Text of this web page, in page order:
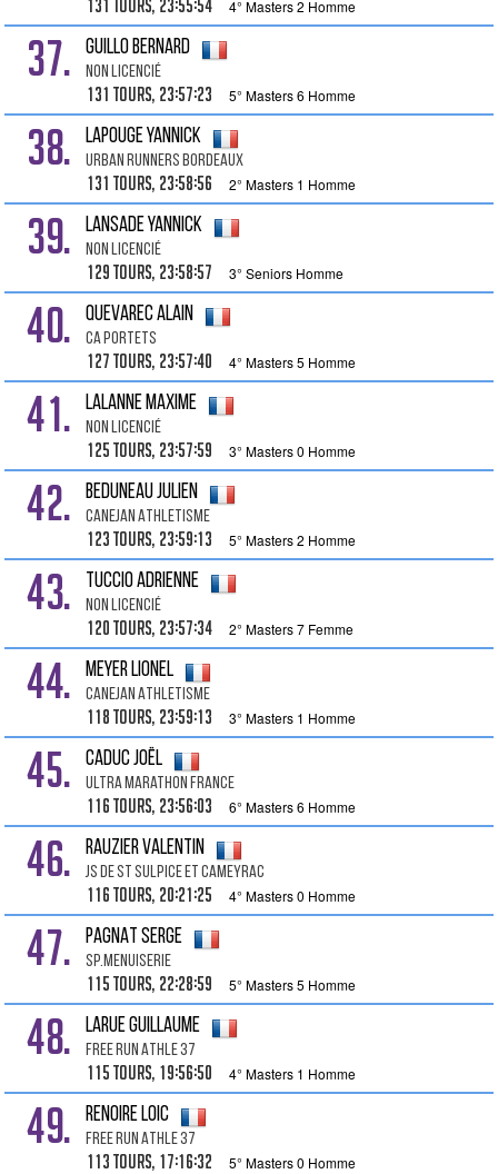
131 tours, 23:55:54 4° Masters 2 Homme
37. GUILLO Bernard
Non Licencié
131 tours, 23:57:23 5° Masters 6 Homme
38. LAPOUGE Yannick
URBAN RUNNERS BORDEAUX
131 tours, 23:58:56 2° Masters 1 Homme
39. LANSADE Yannick
Non Licencié
129 tours, 23:58:57 3° Seniors Homme
40. QUEVAREC Alain
Ca Portets
127 tours, 23:57:40 4° Masters 5 Homme
41. LALANNE Maxime
Non Licencié
125 tours, 23:57:59 3° Masters 0 Homme
42. BEDUNEAU Julien
Canejan Athletisme
123 tours, 23:59:13 5° Masters 2 Homme
43. TUCCIO Adrienne
Non Licencié
120 tours, 23:57:34 2° Masters 7 Femme
44. MEYER Lionel
Canejan Athletisme
118 tours, 23:59:13 3° Masters 1 Homme
45. CADUC Joël
Ultra Marathon France
116 tours, 23:56:03 6° Masters 6 Homme
46. RAUZIER Valentin
Js De St Sulpice Et Cameyrac
116 tours, 20:21:25 4° Masters 0 Homme
47. PAGNAT Serge
SP.MENUISERIE
115 tours, 22:28:59 5° Masters 5 Homme
48. LARUE Guillaume
Free Run Athle 37
115 tours, 19:56:50 4° Masters 1 Homme
49. RENOIRE Loic
Free Run Athle 37
113 tours, 17:16:32 5° Masters 0 Homme